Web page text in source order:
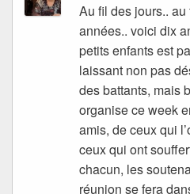
Au fil des jours..
années.. voici dix
petits enfants est
laissant non pas
des battants, mais
organise ce week
amis, de ceux qui
ceux qui ont
chacun, les
réunion se fera